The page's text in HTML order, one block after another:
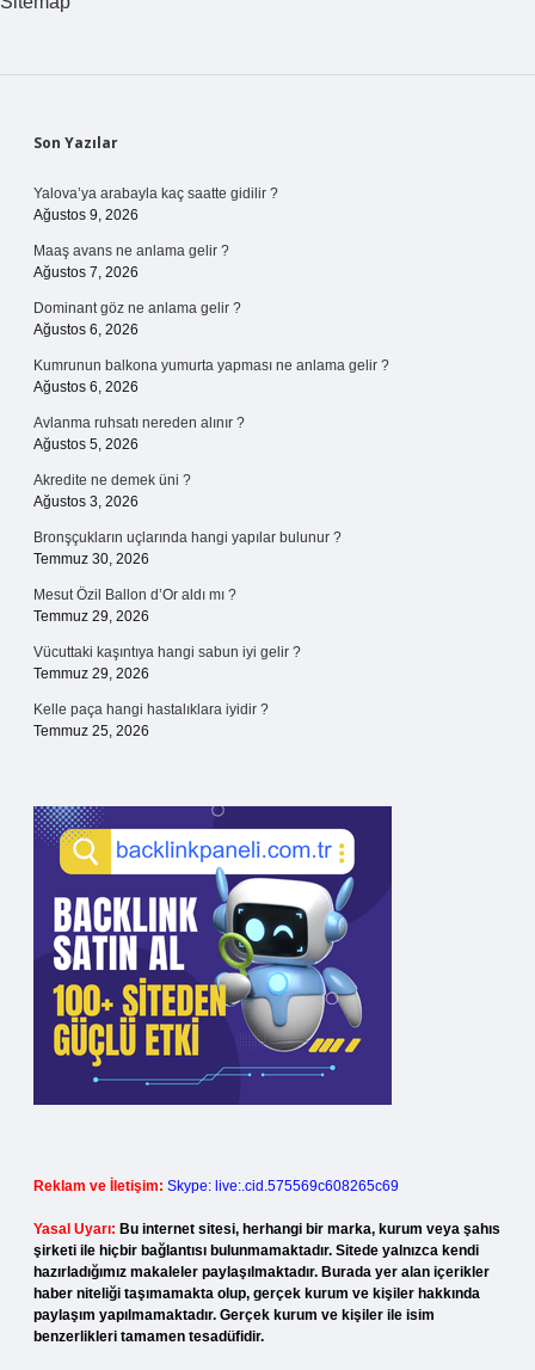
Sidebar
Son Yazılar
Yalova’ya arabayla kaç saatte gidilir ?
Ağustos 9, 2026
Maaş avans ne anlama gelir ?
Ağustos 7, 2026
Dominant göz ne anlama gelir ?
Ağustos 6, 2026
Kumrunun balkona yumurta yapması ne anlama gelir ?
Ağustos 6, 2026
Avlanma ruhsatı nereden alınır ?
Ağustos 5, 2026
Akredite ne demek üni ?
Ağustos 3, 2026
Bronşçukların uçlarında hangi yapılar bulunur ?
Temmuz 30, 2026
Mesut Özil Ballon d’Or aldı mı ?
Temmuz 29, 2026
Vücuttaki kaşıntıya hangi sabun iyi gelir ?
Temmuz 29, 2026
Kelle paça hangi hastalıklara iyidir ?
Temmuz 25, 2026
Reklam ve İletişim: Skype: live:.cid.575569c608265c69
Yasal Uyarı: Bu internet sitesi, herhangi bir marka, kurum veya şahıs
şirketi ile hiçbir bağlantısı bulunmamaktadır. Sitede yalnızca kendi
hazırladığımız makaleler paylaşılmaktadır. Burada yer alan içerikler
haber niteliği taşımamakta olup, gerçek kurum ve kişiler hakkında
paylaşım yapılmamaktadır. Gerçek kurum ve kişiler ile isim
benzerlikleri tamamen tesadüfidir.